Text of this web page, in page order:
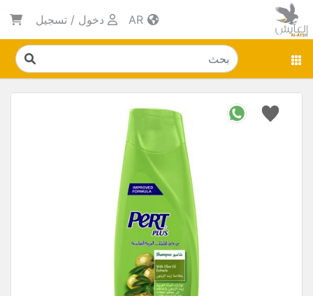
دخول / تسجيل